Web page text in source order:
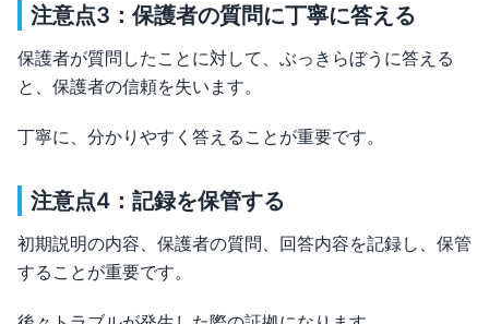
注意点3：保護者の質問に丁寧に答える
保護者が質問したことに対して、ぶっきらぼうに答える
と、保護者の信頼を失います。
丁寧に、分かりやすく答えることが重要です。
注意点4：記録を保管する
初期説明の内容、保護者の質問、回答内容を記録し、保管
することが重要です。